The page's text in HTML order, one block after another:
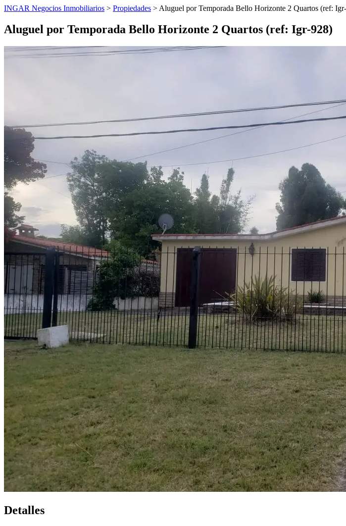
INGAR Negocios Inmobiliarios > Propiedades > Aluguel por Temporada Bello Horizonte 2 Quartos (ref:
Aluguel por Temporada Bello Horizonte 2 Quartos (ref: Igr-928)
Detalles